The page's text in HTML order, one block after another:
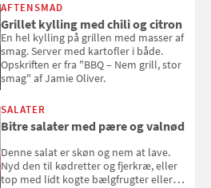
AFTENSMAD
Grillet kylling med chili og citron
En hel kylling på grillen med masser af
smag. Server med kartofler i både.
Opskriften er fra "BBQ – Nem grill, stor
smag" af Jamie Oliver.
SALATER
Bitre salater med pære og valnød
Denne salat er skøn og nem at lave.
Nyd den til kødretter og fjerkræ, eller
top med lidt kogte bælgfrugter eller